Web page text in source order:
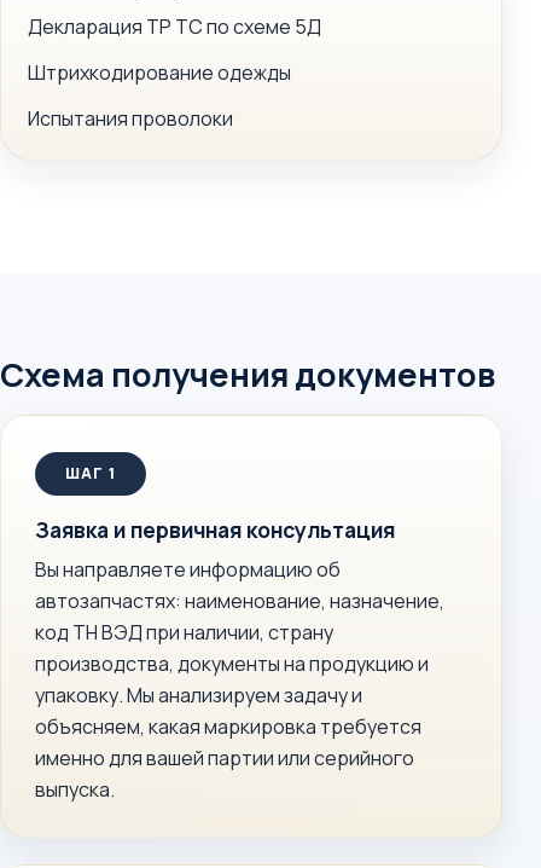
Декларация ТР ТС по схеме 5Д
Штрихкодирование одежды
Испытания проволоки
Схема получения документов
Заявка и первичная консультация
Вы направляете информацию об
автозапчастях: наименование, назначение,
код ТН ВЭД при наличии, страну
производства, документы на продукцию и
упаковку. Мы анализируем задачу и
объясняем, какая маркировка требуется
именно для вашей партии или серийного
выпуска.